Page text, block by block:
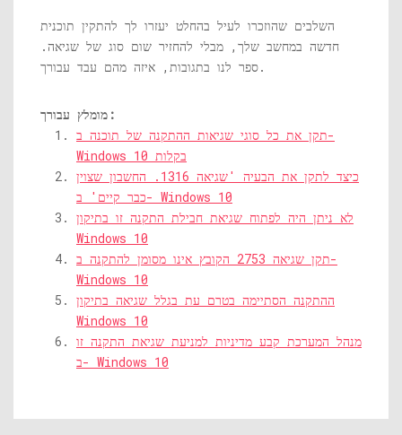
השלבים שהוזכרו לעיל בהחלט יעזרו לך להתקין תוכנית
חדשה במחשב שלך, מבלי להחזיר שום סוג של שגיאה.
ספר לנו בתגובות, איזה מהם עבד עבורך.
מומלץ עבורך:
תקן את כל סוגי שגיאות ההתקנה של תוכנה ב-
Windows 10 בקלות
כיצד לתקן את הבעיה 'שגיאה 1316. החשבון שצוין
כבר קיים' ב- Windows 10
לא ניתן היה לפתוח שגיאת חבילת התקנה זו בתיקון
Windows 10
תקן שגיאה 2753 הקובץ אינו מסומן להתקנה ב-
Windows 10
ההתקנה הסתיימה בטרם עת בגלל שגיאה בתיקון
Windows 10
מנהל המערכת קבע מדיניות למניעת שגיאת התקנה זו
ב- Windows 10